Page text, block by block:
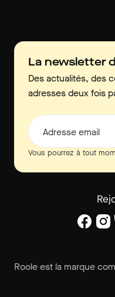
La newsletter
Des actualités, des
adresses deux fois
Adresse email
Vous pourrez à tout
Roole est la marque